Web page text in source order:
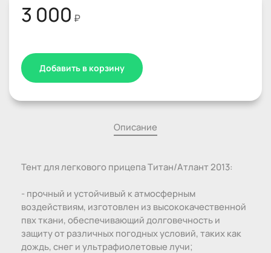
3 000 ₽
Добавить в корзину
Описание
Тент для легкового прицепа Титан/Атлант 2013:
- прочный и устойчивый к атмосферным
воздействиям, изготовлен из высококачественной
пвх ткани, обеспечивающий долговечность и
защиту от различных погодных условий, таких как
дождь, снег и ультрафиолетовые лучи;